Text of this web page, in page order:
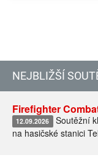
NEJBLIŽŠÍ
Firefighter
12.09.2026 Soutěžní
na hasičské stanici